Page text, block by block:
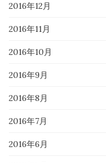
2016年12月
2016年11月
2016年10月
2016年9月
2016年8月
2016年7月
2016年6月